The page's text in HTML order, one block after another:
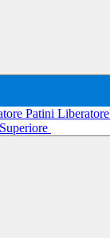
Patini Liberatore